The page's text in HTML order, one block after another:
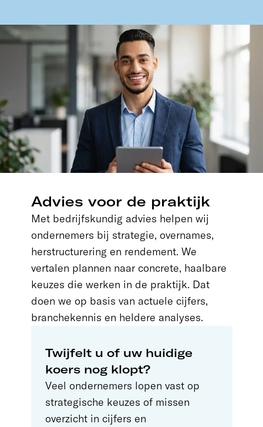
Advies voor de praktijk
Met bedrijfskundig advies helpen wij
ondernemers bij strategie, overnames,
herstructurering en rendement. We
vertalen plannen naar concrete, haalbare
keuzes die werken in de praktijk. Dat
doen we op basis van actuele cijfers,
branchekennis en heldere analyses.
Twijfelt u of uw huidige
koers nog klopt?
Veel ondernemers lopen vast op
strategische keuzes of missen
overzicht in cijfers en